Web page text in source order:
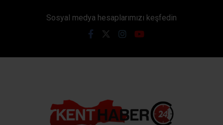
Sosyal medya hesaplarımızı keşfedin